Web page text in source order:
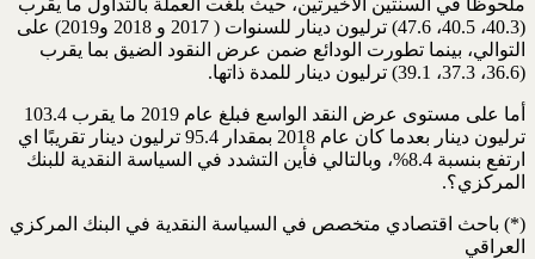
ملحوظًا في السنتين الأخيرتين، حيث بلغت العملة بالتداول ما يقرب
(40.3، 40.5، 47.6) ترليون دينار للسنوات ( 2017 و 2018 و2019) على
التوالي، بينما تطورت الودائع ضمن عرض النقود الضيق بما يقرب
(36.6، 37.3، 39.1) ترليون دينار للمدة ذاتها.
أما على مستوى عرض النقد الواسع فبلغ عام 2019 ما يقرب 103.4
ترليون دينار بعدما كان عام 2018 بمقدار 95.4 ترليون دينار تقريبًا اي
ارتفع بنسبة 8.4%، وبالتالي فأين التشدد في السياسة النقدية للبنك
المركزي؟.
(*) باحث اقتصادي متخصص في السياسة النقدية في البنك المركزي
العراقي